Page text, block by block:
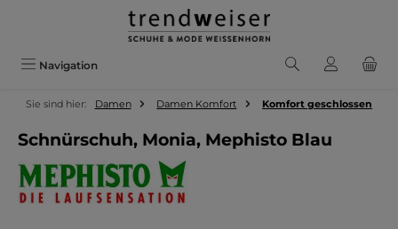
Zum Hauptinhalt springen
Navigation
Sie sind hier: Damen Damen Komfort Komfort geschlossen
Schnürschuh, Monia, Mephisto Blau